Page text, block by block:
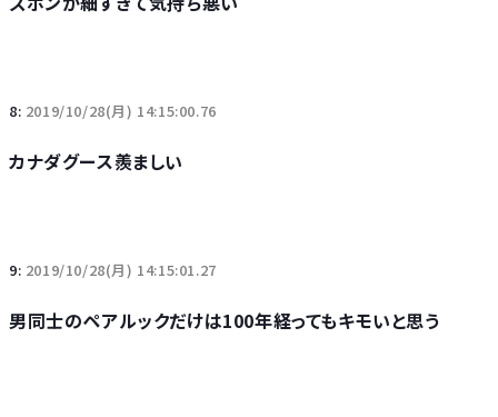
8: 2019/10/28(月) 14:15:00.76
カナダグース羨ましい
9: 2019/10/28(月) 14:15:01.27
男同士のペアルックだけは100年経ってもキモいと思う